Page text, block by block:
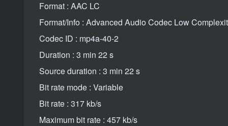
Format : AAC LC
Format/Info : Advanced Audio Codec Low
Codec ID : mp4a-40-2
Duration : 3 min 22 s
Source duration : 3 min 22 s
Bit rate mode : Variable
Bit rate : 317 kb/s
Maximum bit rate : 457 kb/s